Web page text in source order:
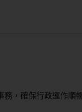
，確保行政運作順